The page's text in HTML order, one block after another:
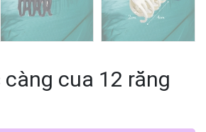
cua 12 răng